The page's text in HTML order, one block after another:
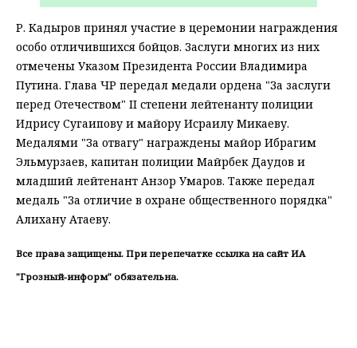
Р. Кадыров принял участие в церемонии награждения
особо отличившихся бойцов. Заслуги многих из них
отмечены Указом Президента России Владимира
Путина. Глава ЧР передал медали ордена "За заслуги
перед Отечеством" II степени лейтенанту полиции
Идрису Сугаипову и майору Исраилу Микаеву.
Медалями "За отвагу" награждены майор Ибрагим
Эльмурзаев, капитан полиции Майрбек Даудов и
младший лейтенант Анзор Умаров. Также передал
медаль "За отличие в охране общественного порядка"
Алихану Атаеву.
Все права защищены. При перепечатке ссылка на сайт ИА
"Грозный-информ" обязательна.